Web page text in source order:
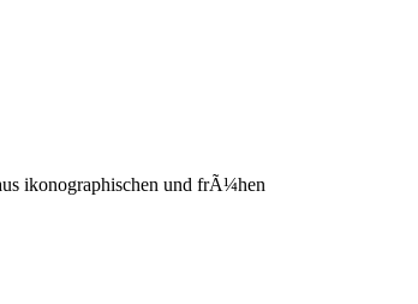
ikonographischen und frÃ¼hen